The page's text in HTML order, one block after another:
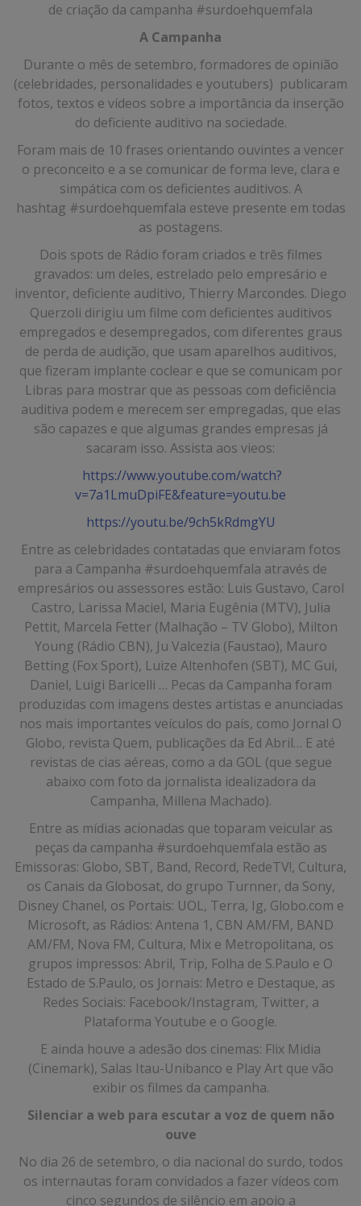
de criação da campanha #surdoehquemfala
A Campanha
Durante o mês de setembro, formadores de opinião
(celebridades, personalidades e youtubers) publicaram
fotos, textos e vídeos sobre a importância da inserção
do deficiente auditivo na sociedade.
Foram mais de 10 frases orientando ouvintes a vencer
o preconceito e a se comunicar de forma leve, clara e
simpática com os deficientes auditivos. A
hashtag #surdoehquemfala esteve presente em todas
as postagens.
Dois spots de Rádio foram criados e três filmes
gravados: um deles, estrelado pelo empresário e
inventor, deficiente auditivo, Thierry Marcondes. Diego
Querzoli dirigiu um filme com deficientes auditivos
empregados e desempregados, com diferentes graus
de perda de audição, que usam aparelhos auditivos,
que fizeram implante coclear e que se comunicam por
Libras para mostrar que as pessoas com deficiência
auditiva podem e merecem ser empregadas, que elas
são capazes e que algumas grandes empresas já
sacaram isso. Assista aos vieos:
https://www.youtube.com/watch?
v=7a1LmuDpiFE&feature=youtu.be
https://youtu.be/9ch5kRdmgYU
Entre as celebridades contatadas que enviaram fotos
para a Campanha #surdoehquemfala através de
empresários ou assessores estão: Luis Gustavo, Carol
Castro, Larissa Maciel, Maria Eugênia (MTV), Julia
Pettit, Marcela Fetter (Malhação – TV Globo), Milton
Young (Rádio CBN), Ju Valcezia (Faustao), Mauro
Betting (Fox Sport), Luize Altenhofen (SBT), MC Gui,
Daniel, Luigi Baricelli … Pecas da Campanha foram
produzidas com imagens destes artistas e anunciadas
nos mais importantes veículos do país, como Jornal O
Globo, revista Quem, publicações da Ed Abril… E até
revistas de cias aéreas, como a da GOL (que segue
abaixo com foto da jornalista idealizadora da
Campanha, Millena Machado).
Entre as mídias acionadas que toparam veicular as
peças da campanha #surdoehquemfala estão as
Emissoras: Globo, SBT, Band, Record, RedeTV!, Cultura,
os Canais da Globosat, do grupo Turnner, da Sony,
Disney Chanel, os Portais: UOL, Terra, Ig, Globo.com e
Microsoft, as Rádios: Antena 1, CBN AM/FM, BAND
AM/FM, Nova FM, Cultura, Mix e Metropolitana, os
grupos impressos: Abril, Trip, Folha de S.Paulo e O
Estado de S.Paulo, os Jornais: Metro e Destaque, as
Redes Sociais: Facebook/Instagram, Twitter, a
Plataforma Youtube e o Google.
E ainda houve a adesão dos cinemas: Flix Midia
(Cinemark), Salas Itau-Unibanco e Play Art que vão
exibir os filmes da campanha.
Silenciar a web para escutar a voz de quem não
ouve
No dia 26 de setembro, o dia nacional do surdo, todos
os internautas foram convidados a fazer vídeos com
cinco segundos de silêncio em apoio a